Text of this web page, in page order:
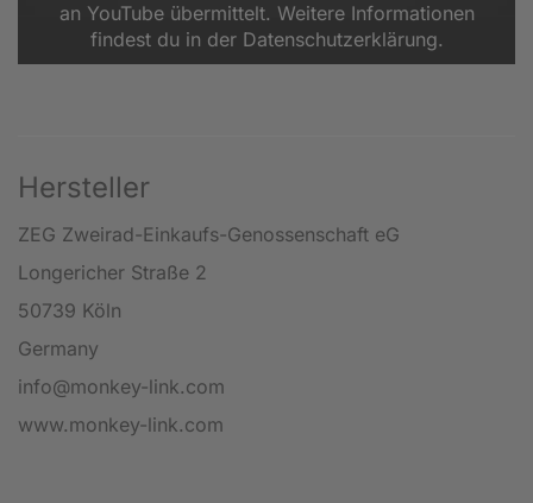
an YouTube übermittelt. Weitere Informationen
findest du in der Datenschutzerklärung.
Hersteller
ZEG Zweirad-Einkaufs-Genossenschaft eG
Longericher Straße 2
50739 Köln
Germany
info@monkey-link.com
www.monkey-link.com